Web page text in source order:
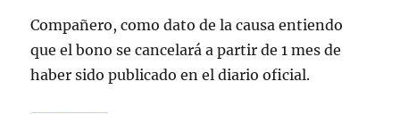
Compañero, como dato de la causa entiendo
que el bono se cancelará a partir de 1 mes de
haber sido publicado en el diario oficial.